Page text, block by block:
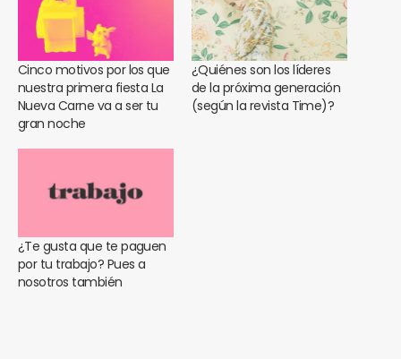
Cinco motivos por los que
nuestra primera fiesta La
Nueva Carne va a ser tu
gran noche
¿Quiénes son los líderes
de la próxima generación
(según la revista Time)?
¿Te gusta que te paguen
por tu trabajo? Pues a
nosotros también